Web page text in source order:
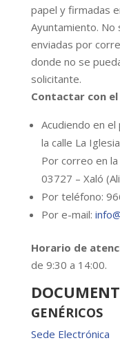
papel y firmadas
Ayuntamiento. No
enviadas por
donde no se
solicitante.
Contactar con
Acudiendo en
la calle La
Por correo en la
03727 – Xaló
Por teléfono:
Por e-mail:
Horario de
de 9:30 a 14:00.
GENÉRICOS
Sede Electrónica